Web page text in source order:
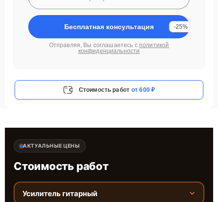
Бесплатная консультация -25%
Отправляя, Вы соглашаетесь с политикой
конфиденциальности
Стоимость работ от 600 ₽
АКТУАЛЬНЫЕ ЦЕНЫ
Стоимость работ
Усилитель гитарный